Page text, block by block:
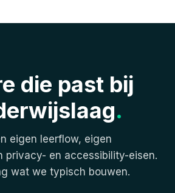
die past bij
.
eigen leerflow, eigen
privacy- en accessibility-eisen.
wat we typisch bouwen.